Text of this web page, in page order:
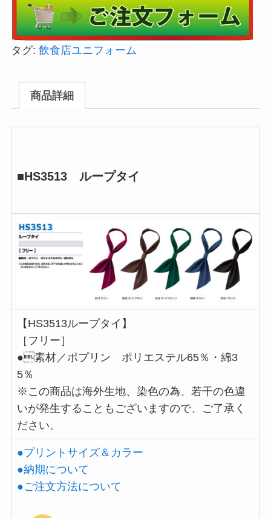
タグ: 飲食店ユニフォーム
商品詳細
■HS3513 ループタイ
【HS3513ループタイ】
［フリー］
●素材／ポプリン ポリエステル65％・綿3
5％
※この商品は海外生地、染色の為、若干の色違
いが発生することもございますので、ご了承く
ださい。
●プリントサイズ＆カラー
●納期について
●ご注文方法について